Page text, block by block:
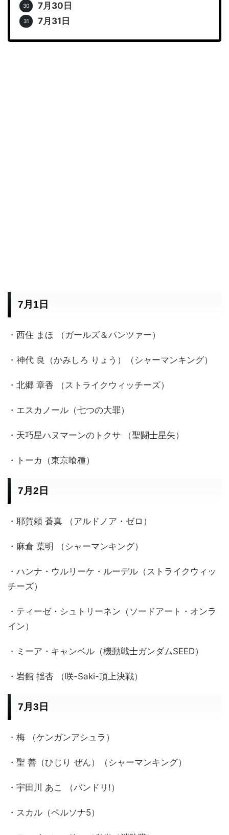
7月30日
7月31日
7月1日
・西住 まほ （ガールズ＆パンツァー）
・神代 良（かみしろ りょう）（シャーマンキング）
・北郷 章香 （ストライクウィッチーズ）
・エスカノール（七つの大罪）
・天巧星ハヌマーンのトクサ （聖闘士星矢）
・トーカ（東京喰種）
7月2日
・耶賀頼 蒼真 （アルドノア・ゼロ）
・麻倉 葉明 （シャーマンキング）
・ハンナ・ウルリーケ・ルーデル（ストライクウィッ
チーズ）
・ティーゼ・シュトリーネン（ソードアート・オンラ
イン）
・ミーア・キャンベル（機動戦士ガンダムSEED）
・岩館 揺杏 （咲-Saki-頂上決戦）
7月3日
・梅 （ケンガンアシュラ）
・聖 善（ひじり ぜん）（シャーマンキング）
・宇田川 あこ （バンドリ!）
・スカル（ペルソナ5）